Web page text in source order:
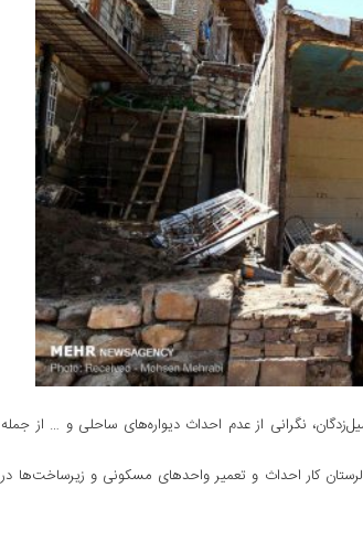
نگرانی از عدم احداث دیواره‌های ساحلی و … از جمله
کار احداث و تعمیر واحدهای مسکونی و زیرساخت‌ها در